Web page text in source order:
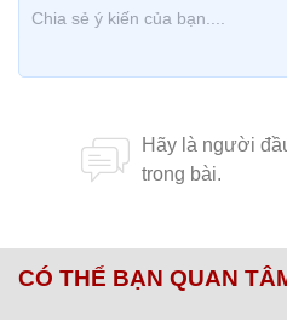
CÓ THỂ BẠN QUAN